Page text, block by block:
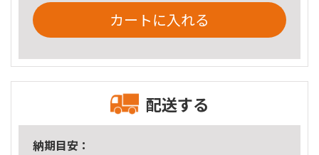
カートに入れる
配送する
納期目安：